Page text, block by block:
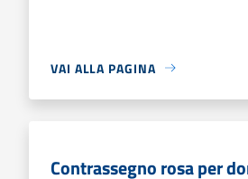
VAI ALLA PAGINA
Contrassegno rosa per